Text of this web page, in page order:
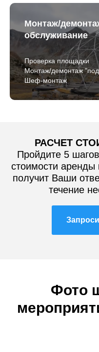
Монтаж/
обслуживание
Проверка площадки
Монтаж/демонтаж
Шеф-монтаж
РАСЧЕТ
Пройдите 5
стоимости
получит Ваши
течение
Фото